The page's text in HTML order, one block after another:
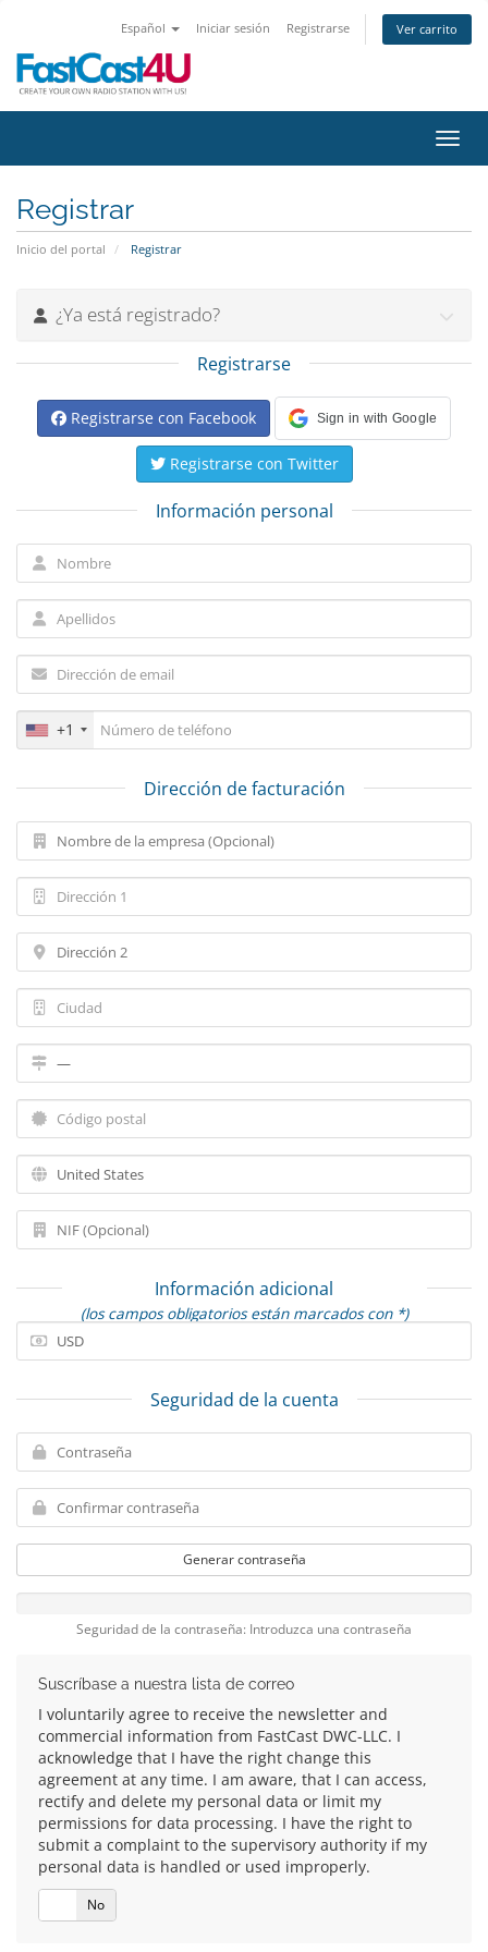
Español Iniciar sesión Registrarse Ver carrito
Registrar
Inicio del portal Registrar
¿Ya está registrado?
Registrarse
Registrarse con Facebook Sign in with Google
Registrarse con Twitter
Información personal
+1
Dirección de facturación
Información adicional
(los campos obligatorios están marcados con *)
Seguridad de la cuenta
Generar contraseña
Seguridad de la contraseña: Introduzca una contraseña
Suscríbase a nuestra lista de correo
I voluntarily agree to receive the newsletter and
commercial information from FastCast DWC-LLC. I
acknowledge that I have the right change this
agreement at any time. I am aware, that I can access,
rectify and delete my personal data or limit my
permissions for data processing. I have the right to
submit a complaint to the supervisory authority if my
personal data is handled or used improperly.
No